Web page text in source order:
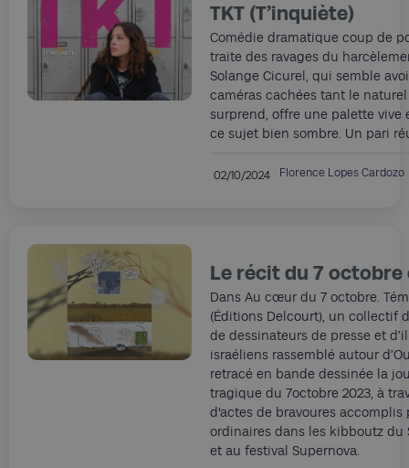
TKT (T’inquiète)
Comédie dramatique coup de
traite des ravages du
Solange Cicurel, qui semble
caméras cachées tant le
surprend, offre une palette vive
ce sujet bien sombre. Un pari
02/10/2024 Florence Lopes Cardozo
Le récit du 7 octobre
Dans Au cœur du 7 octobre.
(Éditions Delcourt), un collectif
de dessinateurs de presse et
israéliens rassemblé autour
retracé en bande dessinée la
tragique du 7octobre 2023, à
d'actes de bravoures accomplis
ordinaires dans les kibboutz du
et au festival Supernova.